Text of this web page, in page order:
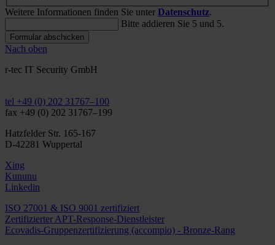
Weitere Informationen finden Sie unter Datenschutz.
Bitte addieren Sie 5 und 5.
Formular abschicken
Nach oben
r-tec IT Security GmbH
tel +49 (0) 202 31767–100
fax +49 (0) 202 31767–199
Hatzfelder Str. 165-167
D-42281 Wuppertal
Xing
Kununu
Linkedin
ISO 27001 & ISO 9001 zertifiziert
Zertifizierter APT-Response-Dienstleister
Ecovadis-Gruppenzertifizierung (accompio) - Bronze-Rang